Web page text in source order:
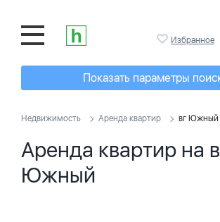
Избранное
Показать параметры
Недвижимость Аренда квартир вг Южный
Аренда квартир на
Южный